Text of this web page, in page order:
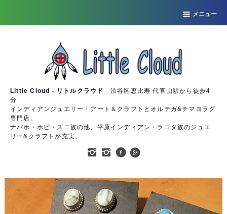
メニュー
Little Cloud - リトルクラウド - 渋谷区恵比寿 代官山駅から徒歩4
分
インディアンジュエリー・アート＆クラフトとオルテガ&チマヨラグ
専門店。
ナバホ・ホピ・ズニ族の他、平原インディアン・ラコタ族のジュエ
リー&クラフトが充実。